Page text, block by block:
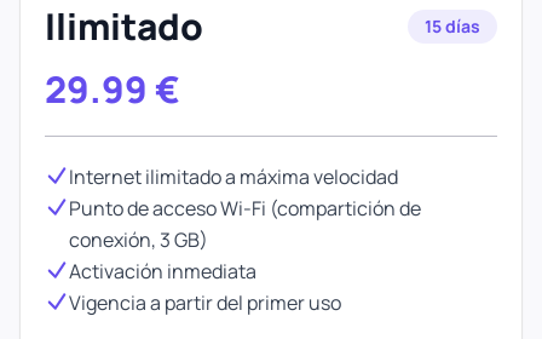
Ilimitado 15 días
29.99 €
Internet ilimitado a máxima velocidad
Punto de acceso Wi-Fi (compartición de
conexión, 3 GB)
Activación inmediata
Vigencia a partir del primer uso